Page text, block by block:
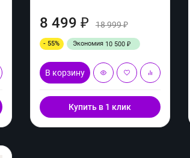
8 499 ₽ 18 999₽
- 55% Экономия 10 500 ₽
В корзину
Купить в 1 клик